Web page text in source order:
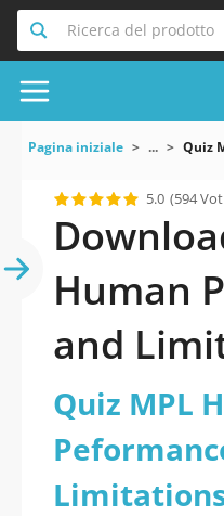
Ricerca del prodotto
Pagina iniziale ... Quiz
5.0 (594
Human
and
versione
Quiz MPL
Limitations